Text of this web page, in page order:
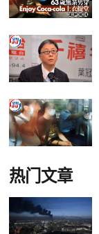
热门文章